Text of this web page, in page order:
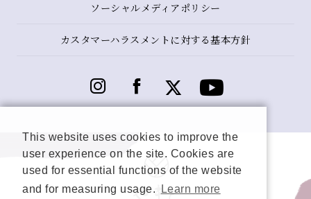
ソーシャルメディアポリシー
カスタマーハラスメントに対する基本方針
This website uses cookies to improve the
user experience on the site. Cookies are
used for essential functions of the website
and for measuring usage.
Learn more